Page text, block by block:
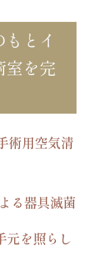
とイ
室を完
術用空気清
る器具滅菌
元を照らし